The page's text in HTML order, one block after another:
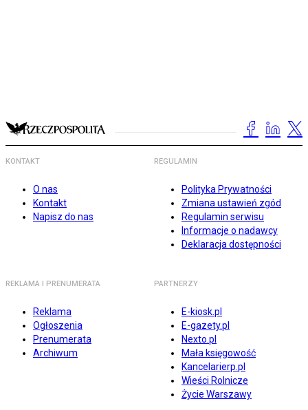
KONTAKT
O nas
Kontakt
Napisz do nas
REGULAMIN
Polityka Prywatności
Zmiana ustawień zgód
Regulamin serwisu
Informacje o nadawcy
Deklaracja dostępności
REKLAMA I PRENUMERATA
Reklama
Ogłoszenia
Prenumerata
Archiwum
PARTNERZY
E-kiosk.pl
E-gazety.pl
Nexto.pl
Mała księgowość
Kancelarierp.pl
Wieści Rolnicze
Życie Warszawy